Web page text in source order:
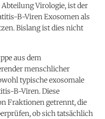
Virologie, ist der
B-Viren Exosomen als
Bislang ist dies nicht
aus dem
menschlicher
typische exosomale
B-Viren. Diese
Fraktionen getrennt, die
ob sich tatsächlich